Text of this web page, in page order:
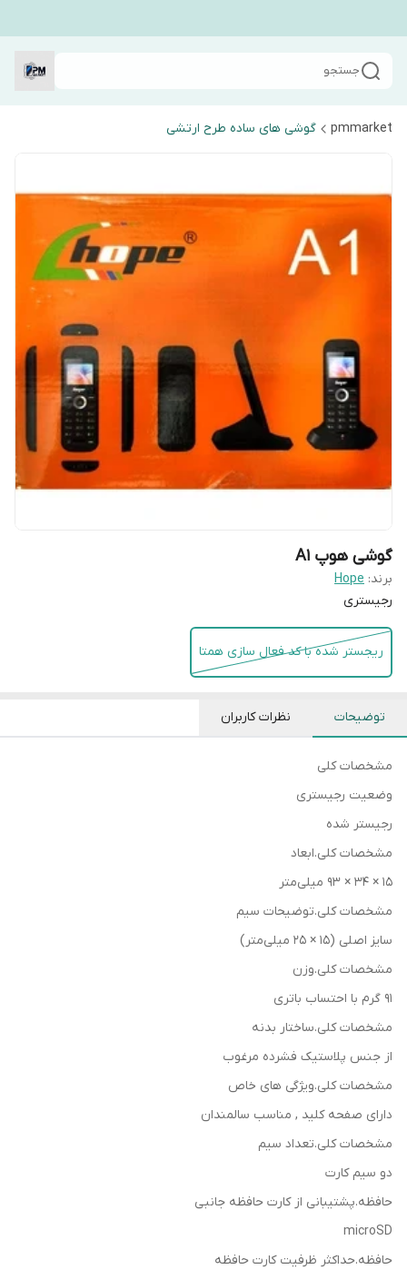
جستجو
pmmarket گوشی های ساده طرح ارتشی
گوشی هوپ A1
برند: Hope
رجیستری
ریجستر شده با کد فعال سازی همتا
توضیحات نظرات کاربران
مشخصات کلی
وضعیت رجیستری
رجیستر شده
مشخصات کلی.ابعاد
15 × 34 × 93 میلی‌متر
مشخصات کلی.توضیحات سیم
سایز اصلی (15 × 25 میلی‌متر)
مشخصات کلی.وزن
91 گرم با احتساب باتری
مشخصات کلی.ساختار بدنه
از جنس پلاستیک فشرده مرغوب
مشخصات کلی.ویژگی های خاص
دارای صفحه کلید , مناسب سالمندان
مشخصات کلی.تعداد سیم
دو سیم کارت
حافظه.پشتیبانی از کارت حافظه جانبی
microSD
حافظه.حداکثر ظرفیت کارت حافظه